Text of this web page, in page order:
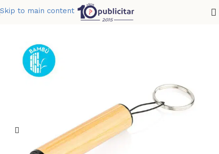
Skip to main content
LINTERNA BAMBU POCKET